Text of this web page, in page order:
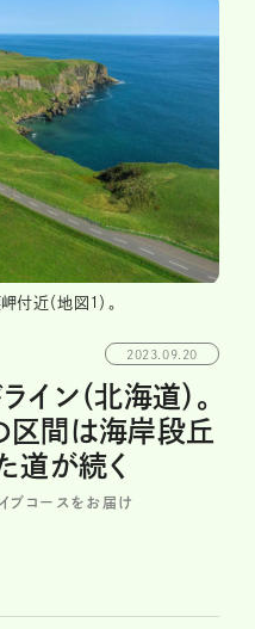
付近（地図1）。
2023.09.20
ン（北海道）。
区間は海岸段丘
道が続く
ブコースをお届け